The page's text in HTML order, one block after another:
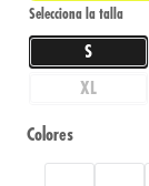
S
XL
Colores